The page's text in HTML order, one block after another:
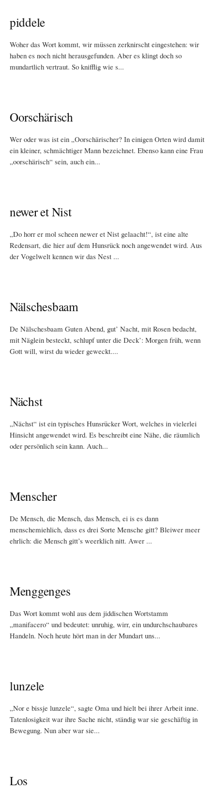
piddele
Woher das Wort kommt, wir müssen zerknirscht eingestehen: wir
haben es noch nicht herausgefunden. Aber es klingt doch so
mundartlich vertraut. So knifflig wie s...
Oorschärisch
Wer oder was ist ein „Oorschärischer? In einigen Orten wird damit
ein kleiner, schmächtiger Mann bezeichnet. Ebenso kann eine Frau
„oorschärisch“ sein, auch ein...
newer et Nist
„Do horr er mol scheen newer et Nist gelaacht!“, ist eine alte
Redensart, die hier auf dem Hunsrück noch angewendet wird. Aus
der Vogelwelt kennen wir das Nest ...
Nälschesbaam
De Nälschesbaam Guten Abend, gut’ Nacht, mit Rosen bedacht,
mit Näglein besteckt, schlupf unter die Deck’: Morgen früh, wenn
Gott will, wirst du wieder geweckt....
Nächst
„Nächst“ ist ein typisches Hunsrücker Wort, welches in vielerlei
Hinsicht angewendet wird. Es beschreibt eine Nähe, die räumlich
oder persönlich sein kann. Auch...
Menscher
De Mensch, die Mensch, das Mensch, ei is es dann
menschemiehlich, dass es drei Sorte Mensche gitt? Bleiwer meer
ehrlich: die Mensch gitt’s weerklich nitt. Awer ...
Menggenges
Das Wort kommt wohl aus dem jiddischen Wortstamm
„manifacero“ und bedeutet: unruhig, wirr, ein undurchschaubares
Handeln. Noch heute hört man in der Mundart uns...
lunzele
„Nor e bissje lunzele“, sagte Oma und hielt bei ihrer Arbeit inne.
Tatenlosigkeit war ihre Sache nicht, ständig war sie geschäftig in
Bewegung. Nun aber war sie...
Los